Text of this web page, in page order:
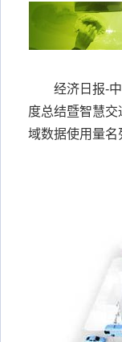
经济日报-中
度总结暨智慧
域数据使用量名